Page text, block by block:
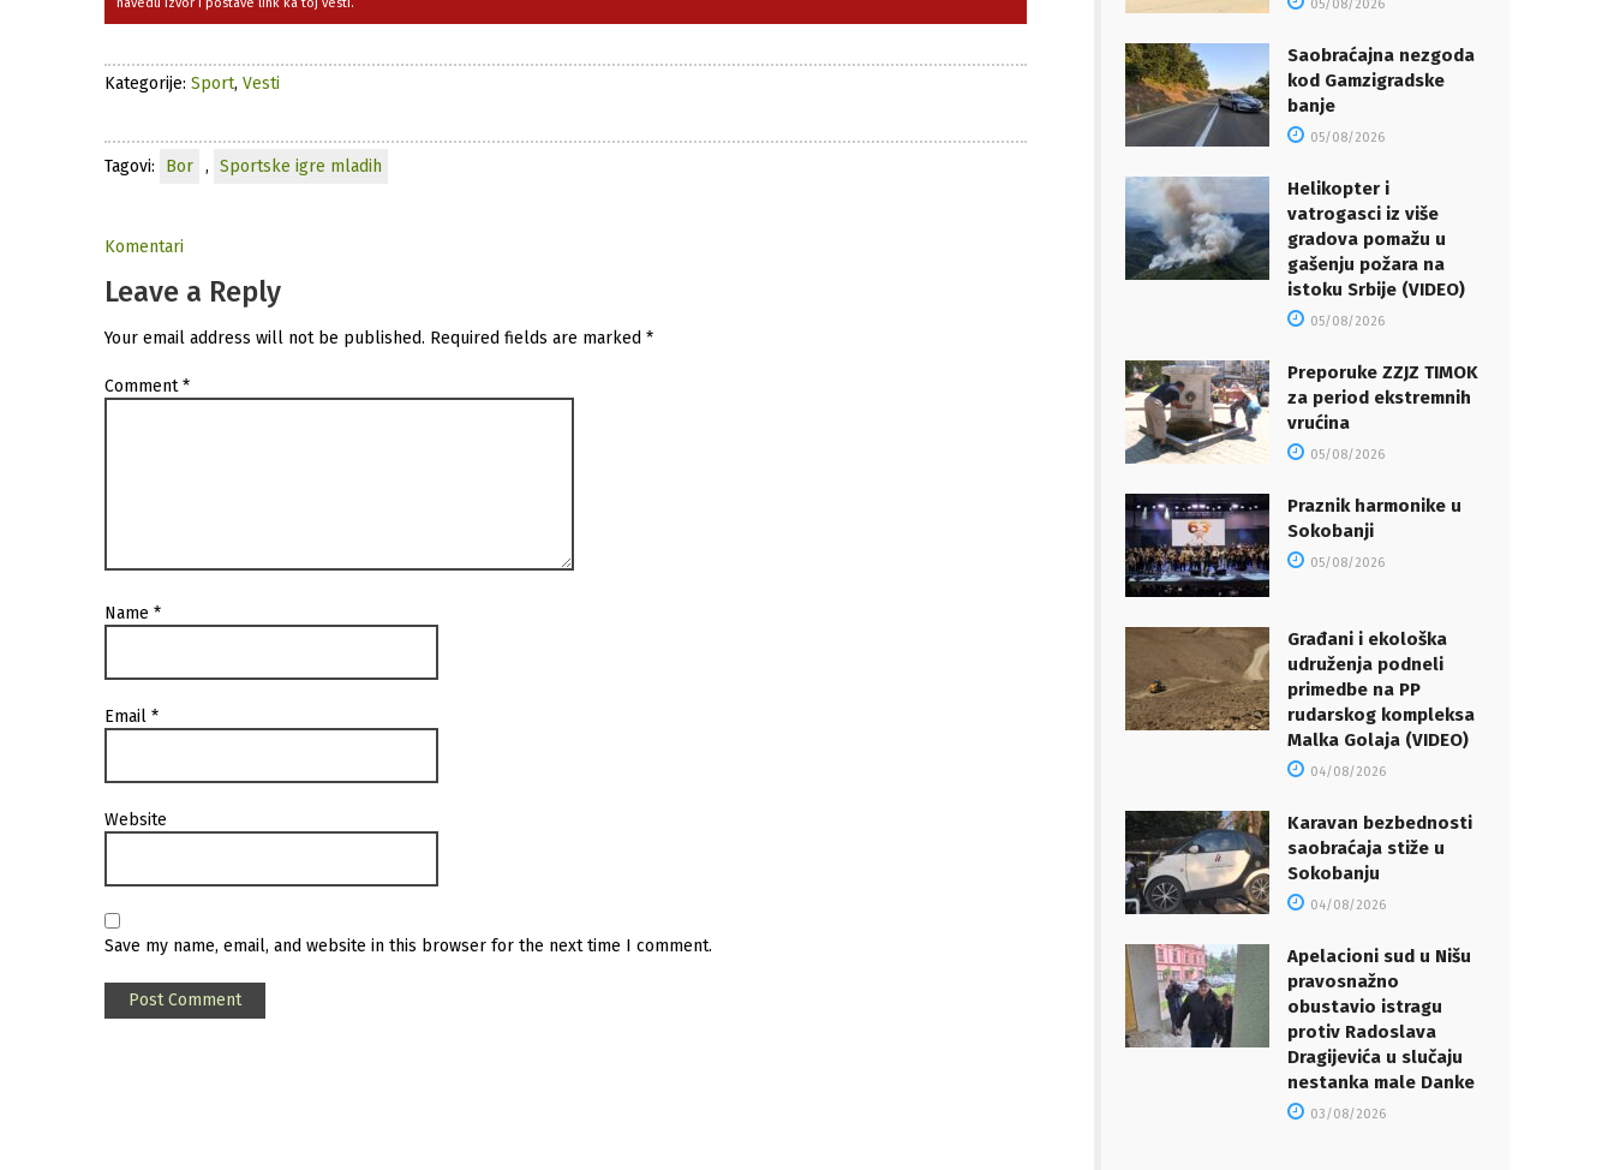
navedu izvor i postave link ka toj vesti.
Kategorije: Sport, Vesti
Tagovi: Bor , Sportske igre mladih
Komentari
Leave a Reply
Your email address will not be published. Required fields are marked *
Comment*
Name *
Email *
Website
Save my name, email, and website in this browser for the next time I comment.
05/08/2026
Saobraćajna nezgoda
kod Gamzigradske
banje
05/08/2026
Helikopter i
vatrogasci iz više
gradova pomažu u
gašenju požara na
istoku Srbije (VIDEO)
05/08/2026
Preporuke ZZJZ TIMOK
za period ekstremnih
vrućina
05/08/2026
Praznik harmonike u
Sokobanji
05/08/2026
Građani i ekološka
udruženja podneli
primedbe na PP
rudarskog kompleksa
Malka Golaja (VIDEO)
04/08/2026
Karavan bezbednosti
saobraćaja stiže u
Sokobanju
04/08/2026
Apelacioni sud u Nišu
pravosnažno
obustavio istragu
protiv Radoslava
Dragijevića u slučaju
nestanka male Danke
03/08/2026